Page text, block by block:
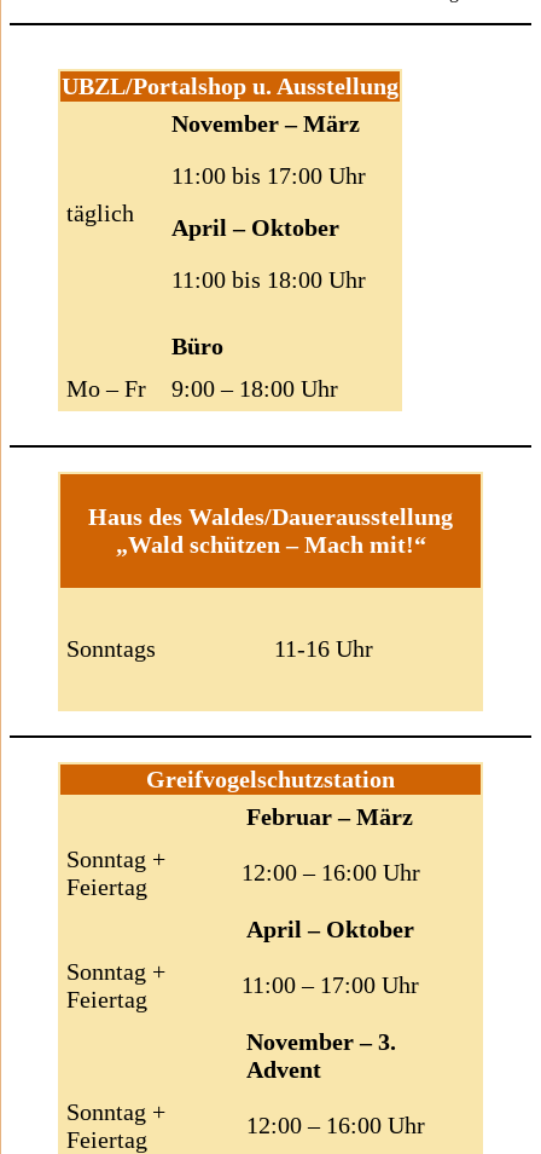
UBZL/Portalshop u. Ausstellung
täglich
November – März
11:00 bis 17:00 Uhr
April – Oktober
11:00 bis 18:00 Uhr
Büro
Mo – Fr
9:00 – 18:00 Uhr
Haus des Waldes/Dauerausstellung
„Wald schützen – Mach mit!“
Sonntags 11-16 Uhr
Greifvogelschutzstation
Februar – März
Sonntag +
Feiertag
12:00 – 16:00 Uhr
April – Oktober
Sonntag +
Feiertag
11:00 – 17:00 Uhr
November – 3.
Advent
Sonntag +
Feiertag
12:00 – 16:00 Uhr